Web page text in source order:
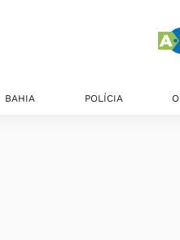
BAHIA POLÍCIA